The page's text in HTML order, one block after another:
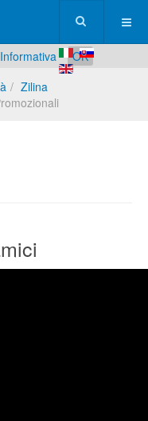
Informativa
OK
Zilina